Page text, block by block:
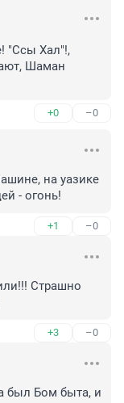
"Ссы Хал"!,
Шаман
+0 –0
на уазике
- огонь!
+1 –0
Страшно
+3 –0
был Бом быта, и